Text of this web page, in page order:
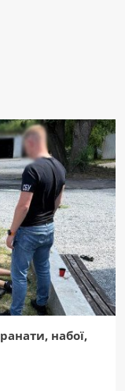
набої,